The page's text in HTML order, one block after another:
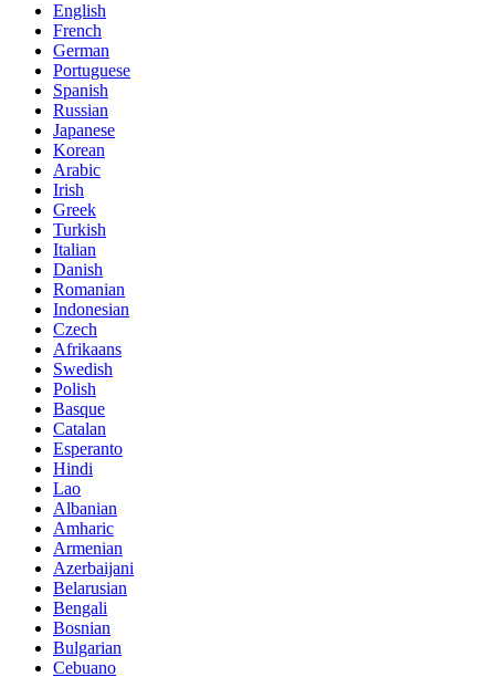
English
French
German
Portuguese
Spanish
Russian
Japanese
Korean
Arabic
Irish
Greek
Turkish
Italian
Danish
Romanian
Indonesian
Czech
Afrikaans
Swedish
Polish
Basque
Catalan
Esperanto
Hindi
Lao
Albanian
Amharic
Armenian
Azerbaijani
Belarusian
Bengali
Bosnian
Bulgarian
Cebuano